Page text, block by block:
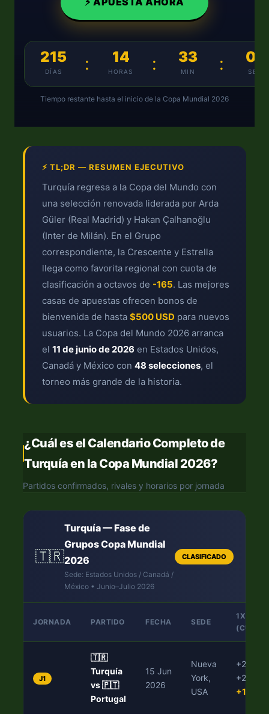
215
DÍAS : 14
HORAS : 33
MIN : 07
SEG
Tiempo restante hasta el inicio de la Copa Mundial 2026
⚡ TL;DR — RESUMEN EJECUTIVO
Turquía regresa a la Copa del Mundo con
una selección renovada liderada por Arda
Güler (Real Madrid) y Hakan Çalhanoğlu
(Inter de Milán). En el Grupo
correspondiente, la Crescente y Estrella
llega como favorita regional con cuota de
clasificación a octavos de -165. Las mejores
casas de apuestas ofrecen bonos de
bienvenida de hasta $500 USD para nuevos
usuarios. La Copa del Mundo 2026 arranca
el 11 de junio de 2026 en Estados Unidos,
Canadá y México con 48 selecciones, el
torneo más grande de la historia.
¿Cuál es el Calendario Completo de
Turquía en la Copa Mundial 2026?
Partidos confirmados, rivales y horarios por jornada
🇹🇷
Turquía — Fase de
Grupos Copa Mundial
2026
Sede: Estados Unidos / Canadá /
México • Junio–Julio 2026
CLASIFICADO
JORNADA PARTIDO FECHA SEDE
1X2
J1
🇹🇷
Turquía
vs 🇵🇹
Portugal
15 Jun
2026
Nueva
York,
USA
+280
+230
+120